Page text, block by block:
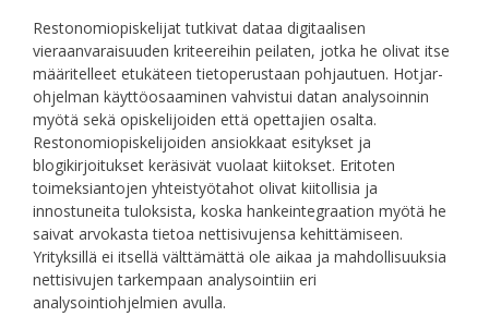
Restonomiopiskelijat tutkivat dataa digitaalisen
vieraanvaraisuuden kriteereihin peilaten, jotka he olivat itse
määritelleet etukäteen tietoperustaan pohjautuen. Hotjar-
ohjelman käyttöosaaminen vahvistui datan analysoinnin
myötä sekä opiskelijoiden että opettajien osalta.
Restonomiopiskelijoiden ansiokkaat esitykset ja
blogikirjoitukset keräsivät vuolaat kiitokset. Eritoten
toimeksiantojen yhteistyötahot olivat kiitollisia ja
innostuneita tuloksista, koska hankeintegraation myötä he
saivat arvokasta tietoa nettisivujensa kehittämiseen.
Yrityksillä ei itsellä välttämättä ole aikaa ja mahdollisuuksia
nettisivujen tarkempaan analysointiin eri
analysointiohjelmien avulla.